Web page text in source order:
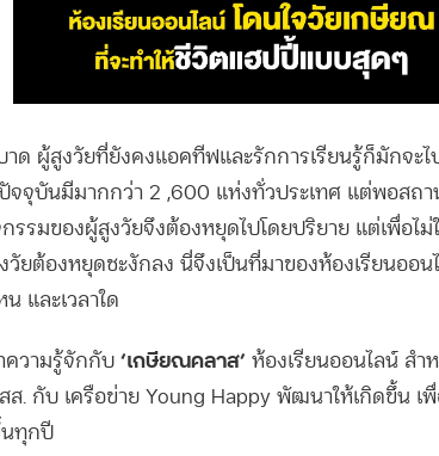
าด ผู้สูงวัยที่ยังคงแอคทีฟและรักการเรียนรู้ก็มักจะไ
จจุบันมีมากกว่า 2 ,600 แห่งทั่วประเทศ แต่พอสถ
รรมของผู้สูงวัยจึงต้องหยุดไปโดยปริยาย แต่เพื่อไม่
ยต้องหยุดชะงักลง นี่จึงเป็นที่มาของห้องเรียนออ
น และเวลาใด
ความรู้จักกับ ‘เกษียณคลาส’ ห้องเรียนออนไลน์ สำ
ส. กับ เครือข่าย Young Happy พัฒนาให้เกิดขึ้น เ
นทุกปี